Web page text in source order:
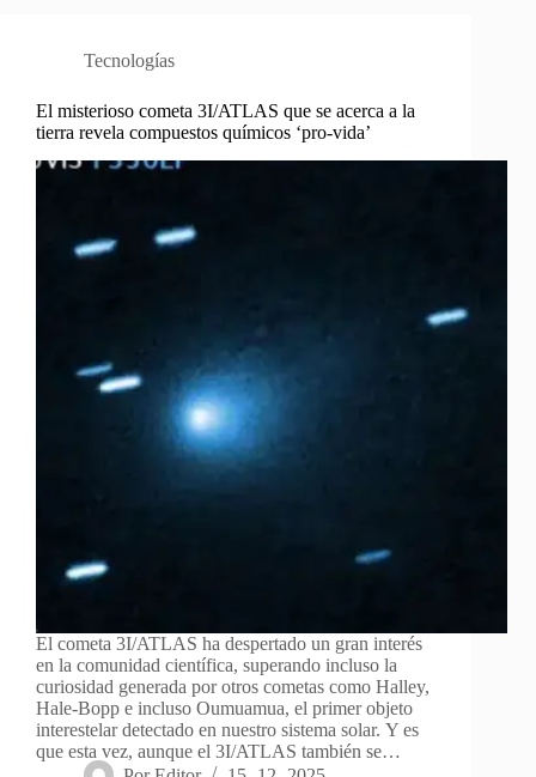
Tecnologías
El misterioso cometa 3I/ATLAS que se acerca a la
tierra revela compuestos químicos ‘pro-vida’
El cometa 3I/ATLAS ha despertado un gran interés
en la comunidad científica, superando incluso la
curiosidad generada por otros cometas como Halley,
Hale-Bopp e incluso Oumuamua, el primer objeto
interestelar detectado en nuestro sistema solar. Y es
que esta vez, aunque el 3I/ATLAS también se…